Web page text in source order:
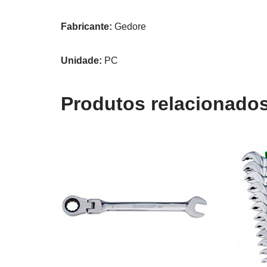
Fabricante: Gedore
Unidade: PC
Produtos